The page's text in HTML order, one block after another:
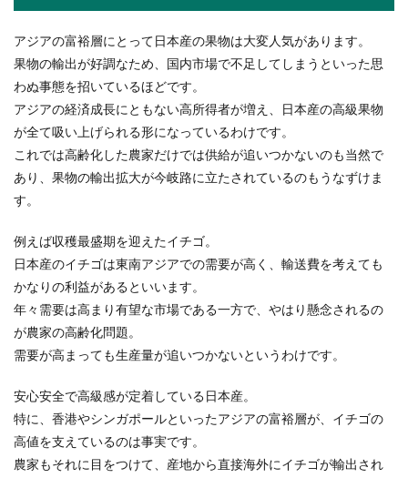
でしょう。...
アジアの富裕層にとって日本産の果物は大変人気があります。
果物の輸出が好調なため、国内市場で不足してしまうといった思
わぬ事態を招いているほどです。
アジアの経済成長にともない高所得者が増え、日本産の高級果物
が全て吸い上げられる形になっているわけです。
これでは高齢化した農家だけでは供給が追いつかないのも当然で
あり、果物の輸出拡大が今岐路に立たされているのもうなずけま
す。
例えば収穫最盛期を迎えたイチゴ。
日本産のイチゴは東南アジアでの需要が高く、輸送費を考えても
かなりの利益があるといいます。
年々需要は高まり有望な市場である一方で、やはり懸念されるの
が農家の高齢化問題。
需要が高まっても生産量が追いつかないというわけです。
安心安全で高級感が定着している日本産。
特に、香港やシンガポールといったアジアの富裕層が、イチゴの
高値を支えているのは事実です。
農家もそれに目をつけて、産地から直接海外にイチゴが輸出され